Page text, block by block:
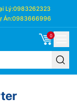
Lý:0983262323
Án:0983666996
0